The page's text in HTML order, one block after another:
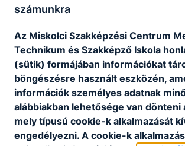
képzési
2026.
febr.
4.
Rendszergazda
számunkra
Az Miskolci Szakképzési Centrum
Technikum és Szakképző Iskola
(sütik) formájában információkat
böngészésre használt eszközén,
információk személyes adatnak
alábbiakban lehetősége van dönteni
mely típusú cookie-k alkalmazását
engedélyezni. A cookie-k